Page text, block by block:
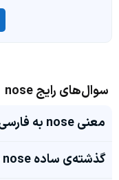
سوال‌های رایج nose
معنی nose به فارسی چی میشه؟
گذشته‌ی ساده nose چی میشه؟